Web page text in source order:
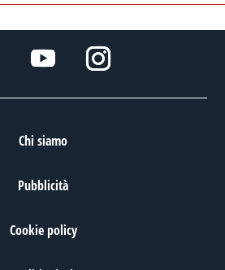
Chi siamo
Pubblicità
Cookie policy